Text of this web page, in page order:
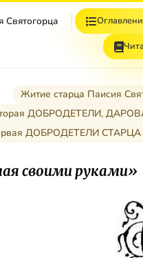
Святогорца
Житие старца Паисия
ДОБРОДЕТЕЛИ,
ДОБРОДЕТЕЛИ СТАРЦА
своими руками»